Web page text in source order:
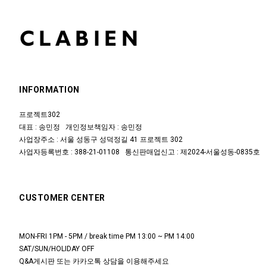
INFORMATION
프로젝트302
대표 : 송민정 개인정보책임자 : 송민정
사업장주소 : 서울 성동구 성덕정길 41 프로젝트 302
사업자등록번호 : 388-21-01108 통신판매업신고 : 제2024-서울성동-0835호
CUSTOMER CENTER
MON-FRI 1PM - 5PM / break time PM 13:00 ~ PM 14:00
SAT/SUN/HOLIDAY OFF
Q&A게시판 또는 카카오톡 상담을 이용해주세요